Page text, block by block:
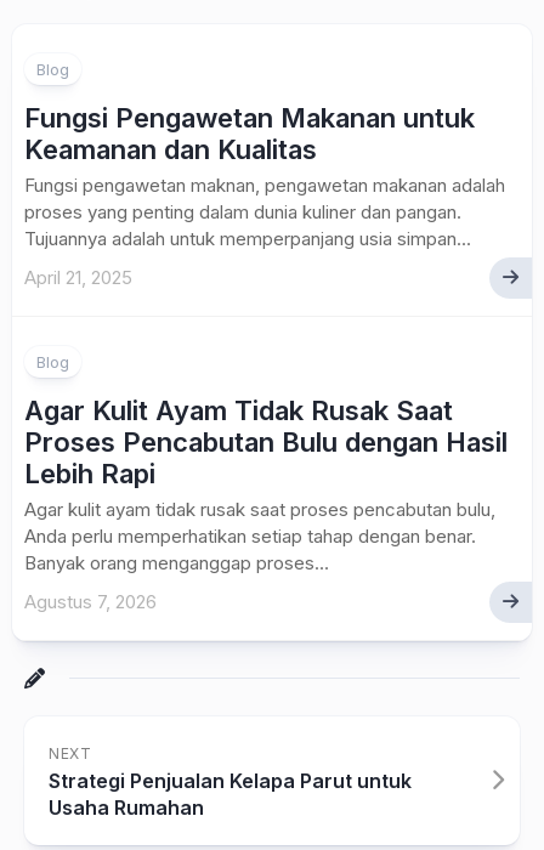
Blog
Fungsi Pengawetan Makanan untuk
Keamanan dan Kualitas
Fungsi pengawetan maknan, pengawetan makanan adalah
proses yang penting dalam dunia kuliner dan pangan.
Tujuannya adalah untuk memperpanjang usia simpan...
April 21, 2025
Blog
Agar Kulit Ayam Tidak Rusak Saat
Proses Pencabutan Bulu dengan Hasil
Lebih Rapi
Agar kulit ayam tidak rusak saat proses pencabutan bulu,
Anda perlu memperhatikan setiap tahap dengan benar.
Banyak orang menganggap proses...
Agustus 7, 2026
NEXT
Strategi Penjualan Kelapa Parut untuk
Usaha Rumahan